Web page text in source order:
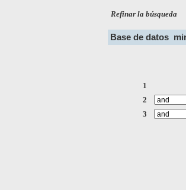
Refinar la búsqueda
Base de datos
1
2
3